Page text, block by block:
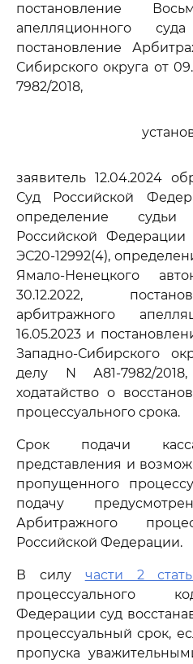
постановление
апелляционного
постановление
Сибирского округа от
7982/2018,
заявитель 12.04.2024
Суд Российской
определение
Российской
ЭС20-12992(4),
Ямало-Ненецкого
30.12.2022,
арбитражного
16.05.2023 и
Западно-Сибирского
делу N А81-7982/
ходатайство о
процессуального срока.
Срок подачи
представления и
пропущенного
подачу
Арбитражного
Российской Федерации.
В силу части 2
процессуального
Федерации суд
процессуальный срок,
пропуска